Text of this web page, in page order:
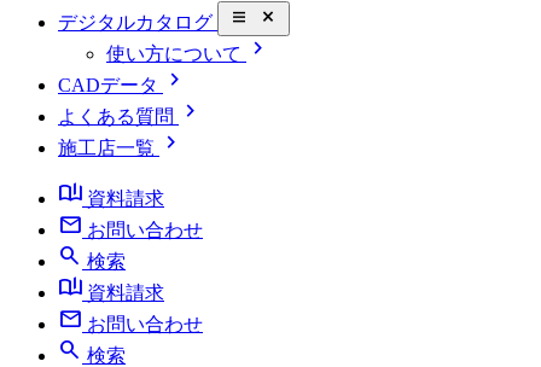
デジタルカタログ close_small
使い方について chevron_right
CADデータ chevron_right
よくある質問 chevron_right
施工店一覧
chevron_right
book_ribbon 資料請求
mail お問い合わせ
search 検索
book_ribbon 資料請求
mail お問い合わせ
search 検索